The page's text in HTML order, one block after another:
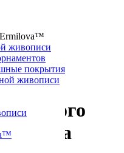
Ermilova™
живописи
покрытия
живописи